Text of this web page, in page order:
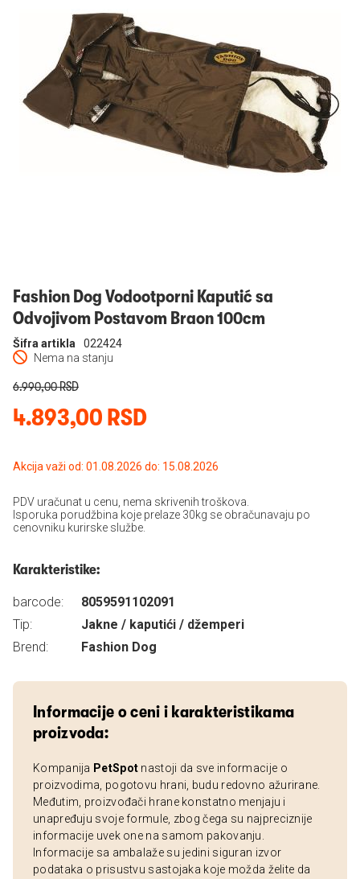
Fashion Dog Vodootporni Kaputić sa
Odvojivom Postavom Braon 100cm
Nema na stanju
Šifra artikla 022424
4.893,00 RSD
6.990,00 RSD
Akcija važi od: 01.08.2026 do: 15.08.2026
PDV uračunat u cenu, nema skrivenih troškova.
Isporuka porudžbina koje prelaze 30kg se obračunavaju po
cenovniku kurirske službe.
Karakteristike:
barcode:
8059591102091
Tip:
Jakne / kaputići / džemperi
Brend:
Fashion Dog
Informacije o ceni i karakteristikama
proizvoda:
Kompanija PetSpot nastoji da sve informacije o
proizvodima, pogotovu hrani, budu redovno ažurirane.
Međutim, proizvođači hrane konstatno menjaju i
unapređuju svoje formule, zbog čega su najpreciznije
informacije uvek one na samom pakovanju.
Informacije sa ambalaže su jedini siguran izvor
podataka o prisustvu sastojaka koje možda želite da